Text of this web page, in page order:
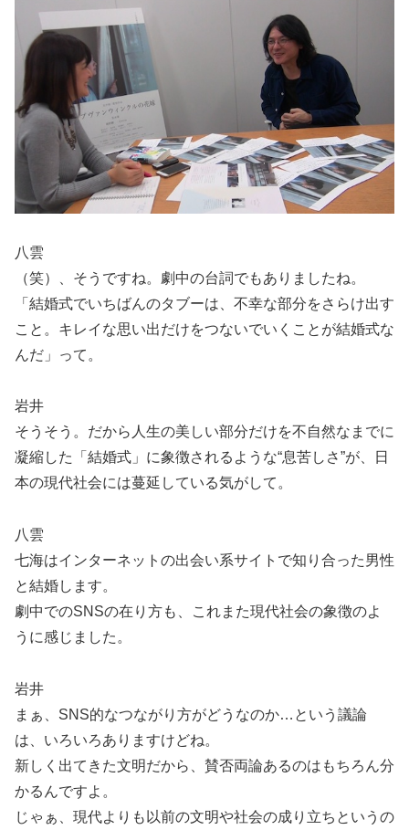
八雲
（笑）、そうですね。劇中の台詞でもありましたね。
「結婚式でいちばんのタブーは、不幸な部分をさらけ出す
こと。キレイな思い出だけをつないでいくことが結婚式な
んだ」って。
岩井
そうそう。だから人生の美しい部分だけを不自然なまでに
凝縮した「結婚式」に象徴されるような“息苦しさ”が、日
本の現代社会には蔓延している気がして。
八雲
七海はインターネットの出会い系サイトで知り合った男性
と結婚します。
劇中でのSNSの在り方も、これまた現代社会の象徴のよ
うに感じました。
岩井
まぁ、SNS的なつながり方がどうなのか…という議論
は、いろいろありますけどね。
新しく出てきた文明だから、賛否両論あるのはもちろん分
かるんですよ。
じゃぁ、現代よりも以前の文明や社会の成り立ちというの